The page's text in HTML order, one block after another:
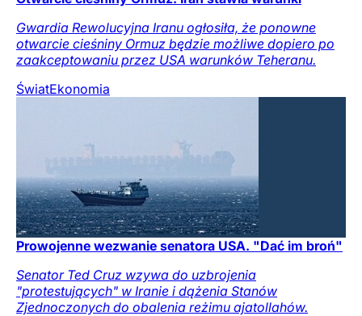
Gwardia Rewolucyjna Iranu ogłosiła, że ponowne
otwarcie cieśniny Ormuz będzie możliwe dopiero po
zaakceptowaniu przez USA warunków Teheranu.
ŚwiatEkonomia
Prowojenne wezwanie senatora USA. "Dać im broń"
Senator Ted Cruz wzywa do uzbrojenia
"protestujących" w Iranie i dążenia Stanów
Zjednoczonych do obalenia reżimu ajatollahów.